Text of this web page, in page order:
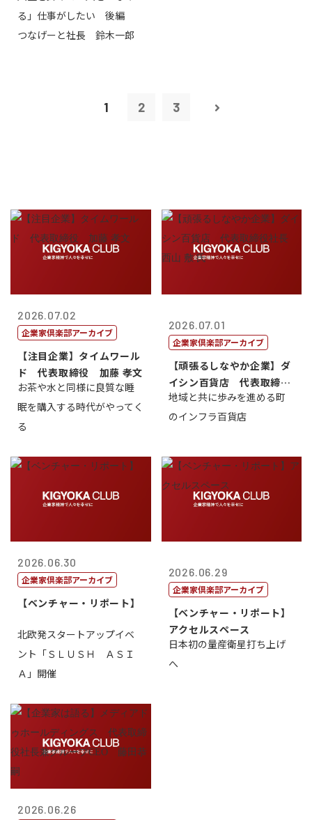
る」仕事がしたい 後編
つなげーと社長 鈴木一郎
1 2 3
2026.07.02
企業家倶楽部アーカイブ
【注目企業】タイムワール
ド 代表取締役 加藤 孝文
お茶や水と同様に良質な睡
眠を購入する時代がやってく
る
2026.07.01
企業家倶楽部アーカイブ
【頑張るしなやか企業】ダ
イシン百貨店 代表取締役
社長 西山 ...
地域と共に歩みを進める町
のインフラ百貨店
2026.06.30
企業家倶楽部アーカイブ
【ベンチャー・リポート】
北欧発スタートアップイベ
ント「ＳＬＵＳＨ ＡＳＩ
Ａ」開催
2026.06.29
企業家倶楽部アーカイブ
【ベンチャー・リポート】
アクセルスペース
日本初の量産衛星打ち上げ
へ
2026.06.26